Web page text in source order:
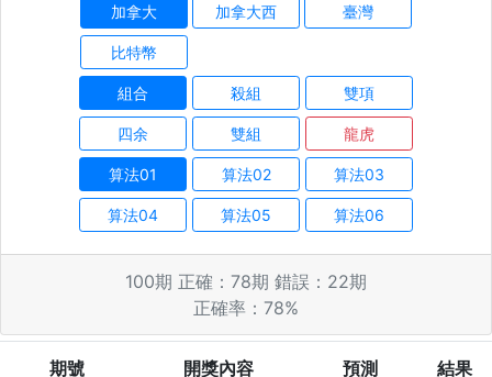
加拿大 加拿大西 臺灣
比特幣
組合 殺組 雙項
四余 雙組 龍虎
算法01 算法02 算法03
算法04 算法05 算法06
100期 正確： 78期 錯誤： 22期
正確率： 78%
期號 開獎內容 預測 結果